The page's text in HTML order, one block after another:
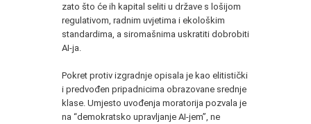
zato što će ih kapital seliti u države s lošijom
regulativom, radnim uvjetima i ekološkim
standardima, a siromašnima uskratiti dobrobiti
AI-ja.
Pokret protiv izgradnje opisala je kao elitistički
i predvođen pripadnicima obrazovane srednje
klase. Umjesto uvođenja moratorija pozvala je
na “demokratsko upravljanje AI-jem”, ne